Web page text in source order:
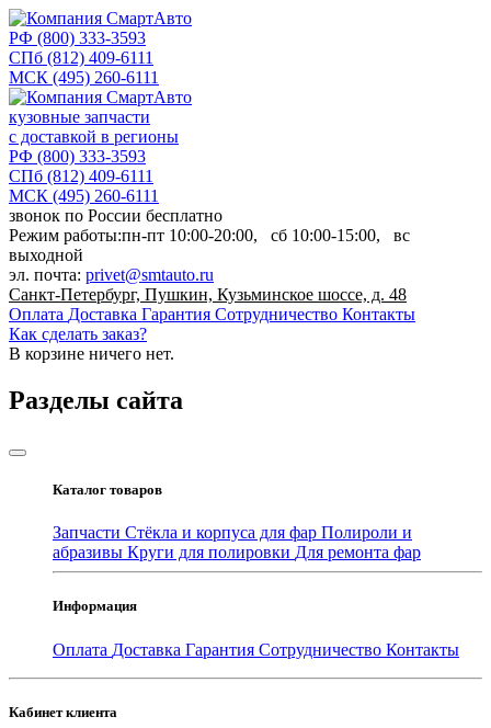
РФ (800) 333-3593
СПб (812) 409-6111
МСК (495) 260-6111
кузовные запчасти
с доставкой в регионы
РФ (800) 333-3593
СПб (812) 409-6111
МСК (495) 260-6111
звонок по России бесплатно
Режим работы:пн-пт 10:00-20:00, сб 10:00-15:00, вс
выходной
эл. почта: privet@smtauto.ru
Санкт-Петербург, Пушкин, Кузьминское шоссе, д. 48
Оплата Доставка Гарантия Сотрудничество Контакты
Как сделать заказ?
В корзине ничего нет.
Разделы сайта
Каталог товаров
Запчасти Стёкла и корпуса для фар Полироли и
абразивы Круги для полировки Для ремонта фар
Информация
Оплата Доставка Гарантия Сотрудничество Контакты
Кабинет клиента